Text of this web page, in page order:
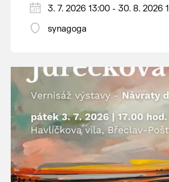
jižního Pomoraví. Jeho obrazy
místa, která možná dobře
3. 7. 2026 13:00 - 30. 8. 2026
synagoga